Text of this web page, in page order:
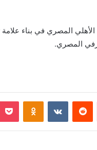
المصري في بناء
المصري.
بينتيريست